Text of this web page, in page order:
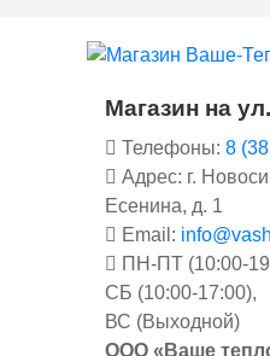
Магазин на
Телефоны: 8
Адрес: г.
Есенина, д. 1
Email:
ПН-ПТ (10:00-
СБ (10:00-17:00),
ВС (Выходной)
ООО «Ваше